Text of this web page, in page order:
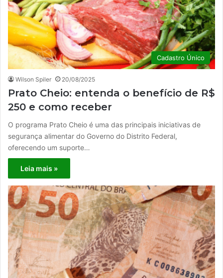
Cadastro Único
Wilson Spiler 20/08/2025
Prato Cheio: entenda o benefício de R$
250 e como receber
O programa Prato Cheio é uma das principais iniciativas de
segurança alimentar do Governo do Distrito Federal,
oferecendo um suporte…
Leia mais »